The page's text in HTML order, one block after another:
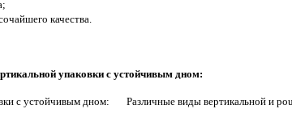
качества.
упаковки с устойчивым дном:
с устойчивым дном: Различные виды вертикальной и